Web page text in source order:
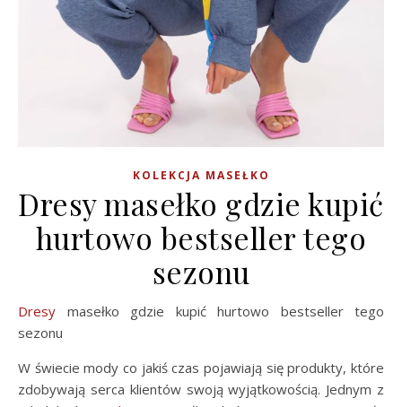
KOLEKCJA MASEŁKO
Dresy masełko gdzie kupić
hurtowo bestseller tego
sezonu
Dresy masełko gdzie kupić hurtowo bestseller tego
sezonu
W świecie mody co jakiś czas pojawiają się produkty, które
zdobywają serca klientów swoją wyjątkowością. Jednym z